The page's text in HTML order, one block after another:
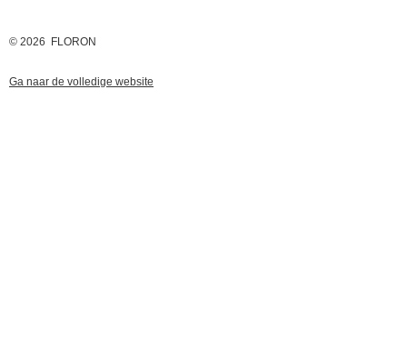
© 2026 FLORON
Ga naar de volledige website